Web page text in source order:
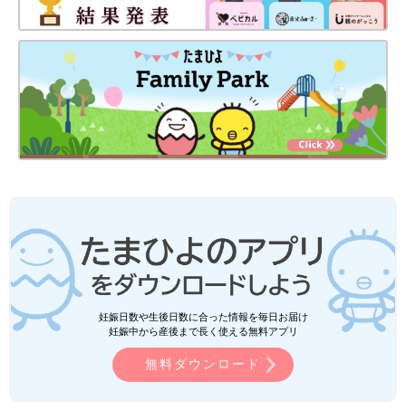
●記事内容でご紹介している投稿、リンク先は、削除される場合
があります。あらかじめご了承ください。
●記事の内容は2024年10月の情報で、現在と異なる場合がありま
す。
セリア「楽しすぎるぎギミックに大興
奮」「親子でテンション上がっちゃう」
大人気のおもちゃ5選
便利でおしゃれなアイテムがそろうことから、
キャンドゥ「大当たりだった」「遊びな
がら学べて最高」ヘビロテ確実のおすす
めおもちゃ5選
かわいいものやオシャレなものなど、バラエテ
ィ豊かな品揃えが人気のキャンドゥ。今回は、
キャンドゥ商品のなかでも特に話題となってい
る、おもちゃをご紹介します！どれも今すぐ買
いに行きたくなるような、魅力的なおもちゃば
かりですよ♪
100均/100円の記事一覧
妊娠日数や生後日数に合った情報を毎日お届け
妊娠中から産後まで長く使える無料アプリ
無料ダウンロード